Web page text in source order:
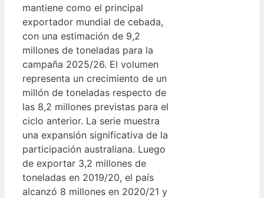
mantiene como el principal
exportador mundial de cebada,
con una estimación de 9,2
millones de toneladas para la
campaña 2025/26. El volumen
representa un crecimiento de un
millón de toneladas respecto de
las 8,2 millones previstas para el
ciclo anterior. La serie muestra
una expansión significativa de la
participación australiana. Luego
de exportar 3,2 millones de
toneladas en 2019/20, el país
alcanzó 8 millones en 2020/21 y